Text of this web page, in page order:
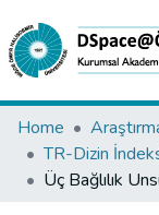
Collections
All of DSpace
Home